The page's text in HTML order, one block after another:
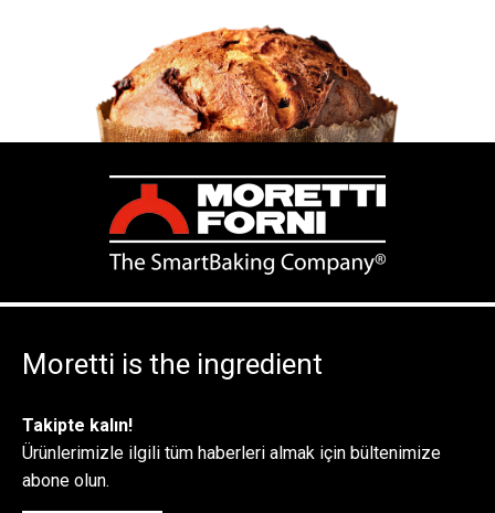
Moretti is the ingredient
Takipte kalın!
Ürünlerimizle ilgili tüm haberleri almak için bültenimize
abone olun.